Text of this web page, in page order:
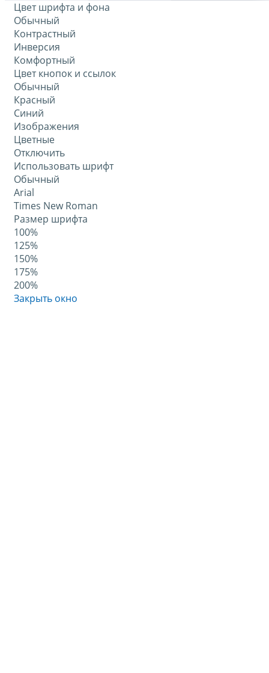
Цвет шрифта и фона
Обычный
Контрастный
Инверсия
Комфортный
Цвет кнопок и ссылок
Обычный
Красный
Синий
Изображения
Цветные
Отключить
Использовать шрифт
Обычный
Arial
Times New Roman
Размер шрифта
100%
125%
150%
175%
200%
Закрыть окно